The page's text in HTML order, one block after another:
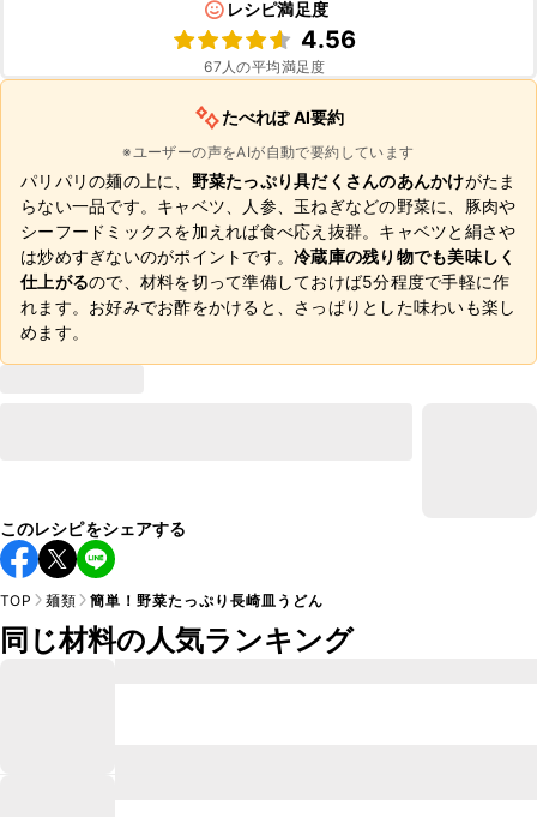
レシピ満足度
4.56
67 人の平均満足度
たべれぽ AI要約
※ユーザーの声をAIが自動で要約しています
パリパリの麺の上に、 野菜たっぷり具だくさんのあんかけがたま
らない一品です。キャベツ、人参、玉ねぎなどの野菜に、豚肉や
シーフードミックスを加えれば食べ応え抜群。キャベツと絹さや
は炒めすぎないのがポイントです。 冷蔵庫の残り物でも美味しく
仕上がるので、材料を切って準備しておけば5分程度で手軽に作
れます。お好みでお酢をかけると、さっぱりとした味わいも楽し
めます。
このレシピをシェアする
TOP 麺類 簡単！野菜たっぷり長崎皿うどん
同じ材料の人気ランキング